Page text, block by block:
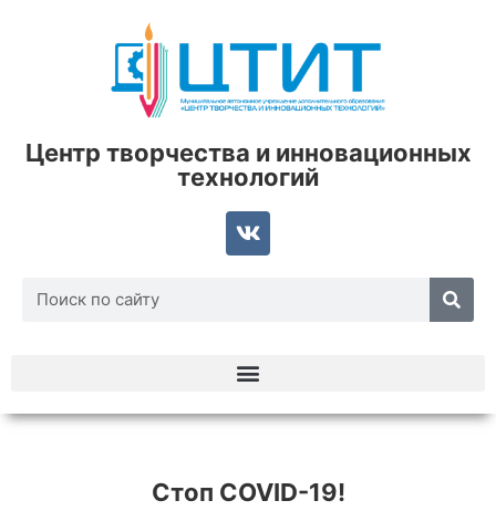
Центр творчества и инновационных
технологий
Стоп COVID-19!